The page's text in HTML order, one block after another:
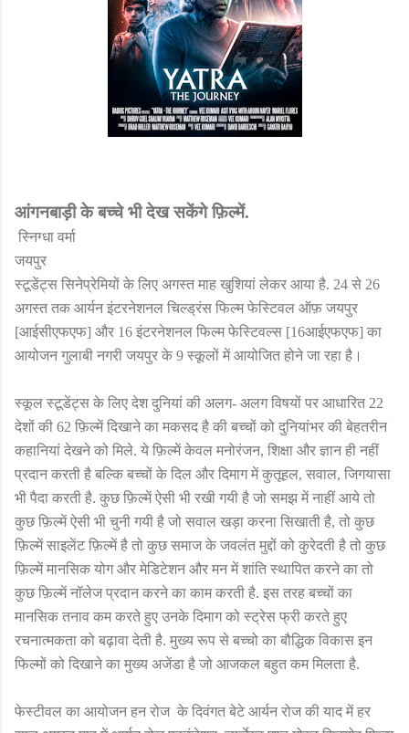
आंगनबाड़ी के बच्चे भी देख सकेंगे फ़िल्में.
स्निग्धा वर्मा
जयपुर
स्टूडेंट्स सिनेप्रेमियों के लिए अगस्त माह खुशियां लेकर आया है. 24 से 26
अगस्त तक आर्यन इंटरनेशनल चिल्ड्रंस फिल्म फेस्टिवल ऑफ़ जयपुर
[आईसीएफएफ] और 16 इंटरनेशनल फिल्म फेस्टिवल्स [16आईएफएफ] का
आयोजन गुलाबी नगरी जयपुर के 9 स्कूलों में आयोजित होने जा रहा है।
स्कूल स्टूडेंट्स के लिए देश दुनियां की अलग- अलग विषयों पर आधारित 22
देशों की 62 फ़िल्में दिखाने का मकसद है की बच्चों को दुनियांभर की बेहतरीन
कहानियां देखने को मिले. ये फ़िल्में केवल मनोरंजन, शिक्षा और ज्ञान ही नहीं
प्रदान करती है बल्कि बच्चों के दिल और दिमाग में कुतूहल, सवाल, जिगयासा
भी पैदा करती है. कुछ फ़िल्में ऐसी भी रखी गयी है जो समझ में नाहीं आये तो
कुछ फ़िल्में ऐसी भी चुनी गयी है जो सवाल खड़ा करना सिखाती है, तो कुछ
फ़िल्में साइलेंट फ़िल्में है तो कुछ समाज के जवलंत मुद्दों को कुरेदती है तो कुछ
फ़िल्में मानसिक योग और मेडिटेशन और मन में शांति स्थापित करने का तो
कुछ फ़िल्में नॉलेज प्रदान करने का काम करती है. इस तरह बच्चों का
मानसिक तनाव कम करते हुए उनके दिमाग को स्ट्रेस फ्री करते हुए
रचनात्मकता को बढ़ावा देती है. मुख्य रूप से बच्चो का बौद्धिक विकास इन
फिल्मों को दिखाने का मुख्य अजेंडा है जो आजकल बहुत कम मिलता है.
फेस्टीवल का आयोजन हन रोज के दिवंगत बेटे आर्यन रोज की याद में हर